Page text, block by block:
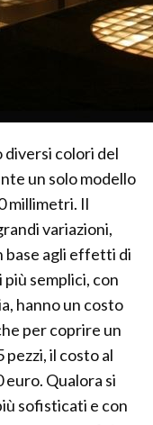
colori del
un solo modello
millimetri. Il
variazioni,
base agli effetti di
semplici, con
hanno un costo
per coprire un
il costo al
Qualora si
sofisticati e con